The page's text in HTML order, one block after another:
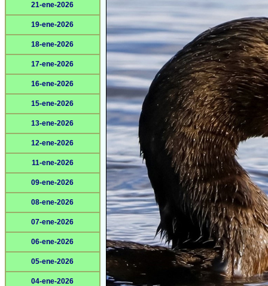
21-ene-2026
19-ene-2026
18-ene-2026
17-ene-2026
16-ene-2026
15-ene-2026
13-ene-2026
12-ene-2026
11-ene-2026
09-ene-2026
08-ene-2026
07-ene-2026
06-ene-2026
05-ene-2026
04-ene-2026